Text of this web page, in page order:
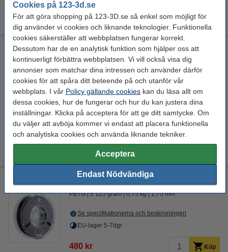
Cookies på 123-3d.se
För att göra shopping på 123-3D.se så enkel som möjligt för
dig använder vi cookies och liknande teknologier. Funktionella
cookies säkerställer att webbplatsen fungerar korrekt.
Dessutom har de en analytisk funktion som hjälper oss att
kontinuerligt förbättra webbplatsen. Vi vill också visa dig
annonser som matchar dina intressen och använder därför
cookies för att spåra ditt beteende på och utanför vår
webbplats. I vår Policy gällande cookies kan du läsa allt om
dessa cookies, hur de fungerar och hur du kan justera dina
inställningar. Klicka på acceptera för att ge ditt samtycke. Om
du väljer att avböja kommer vi endast att placera funktionella
och analytiska cookies och använda liknande tekniker.
Acceptera
Endast Nödvändiga
Djup svart
+
Spectrum PCTG Premium Filament | Trafiksvart | 1,75mm |
1kg
PCTG ± 250 gram 1 kg 1,75 mm
Se specifikationerna och beskrivningen
EU-lager 5-7dgr
295 kr Köp
Polymaker PETG filament | Svart | 1,75mm | 0,75kg | PolyMax
PETG ± 125 gram 0,75 kg 1,75 mm
Se specifikationerna och beskrivningen
EU-lager 5-7dgr
480 kr Köp